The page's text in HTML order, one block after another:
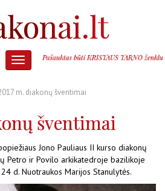
m. diakonų šventimai
šventimai
Jono Pauliaus II kurso diakonų
Petro ir Povilo arkikatedroje bazilikoje
d. Nuotraukos Marijos Stanulytės.